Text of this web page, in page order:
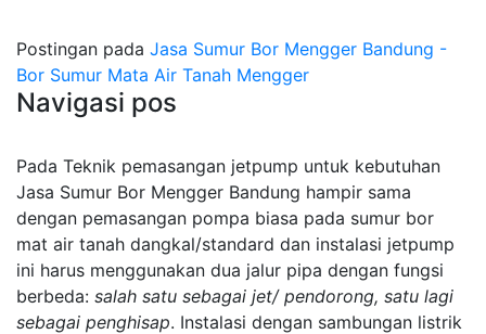
Postingan pada Jasa Sumur Bor Mengger Bandung -
Bor Sumur Mata Air Tanah Mengger
Navigasi pos
Pada Teknik pemasangan jetpump untuk kebutuhan
Jasa Sumur Bor Mengger Bandung hampir sama
dengan pemasangan pompa biasa pada sumur bor
mat air tanah dangkal/standard dan instalasi jetpump
ini harus menggunakan dua jalur pipa dengan fungsi
berbeda: salah satu sebagai jet/ pendorong, satu lagi
sebagai penghisap. Instalasi dengan sambungan listrik